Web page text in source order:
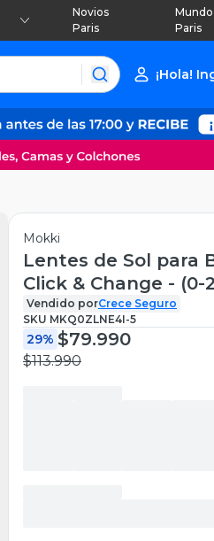
Novios
Paris
Mundo
Paris
¡Hola!
Mokki
Lentes de Sol para
Click & Change - (0-
Vendido porCrece Seguro
SKU MKQ0ZLNE4I-5
29% $79.990
$113.990